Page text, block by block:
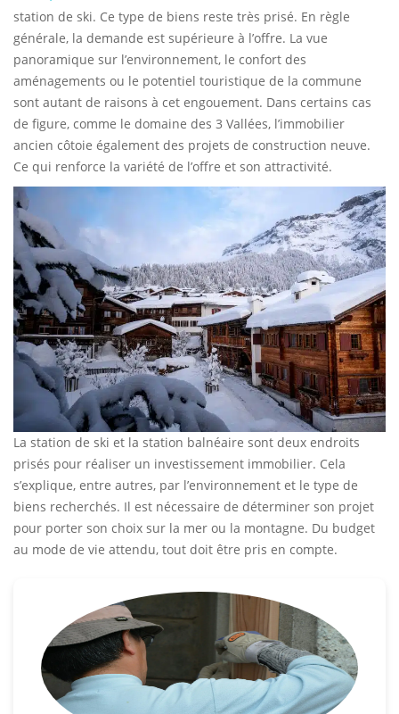
station de ski. Ce type de biens reste très prisé. En règle
générale, la demande est supérieure à l’offre. La vue
panoramique sur l’environnement, le confort des
aménagements ou le potentiel touristique de la commune
sont autant de raisons à cet engouement. Dans certains cas
de figure, comme le domaine des 3 Vallées, l’immobilier
ancien côtoie également des projets de construction neuve.
Ce qui renforce la variété de l’offre et son attractivité.
La station de ski et la station balnéaire sont deux endroits
prisés pour réaliser un investissement immobilier. Cela
s’explique, entre autres, par l’environnement et le type de
biens recherchés. Il est nécessaire de déterminer son projet
pour porter son choix sur la mer ou la montagne. Du budget
au mode de vie attendu, tout doit être pris en compte.